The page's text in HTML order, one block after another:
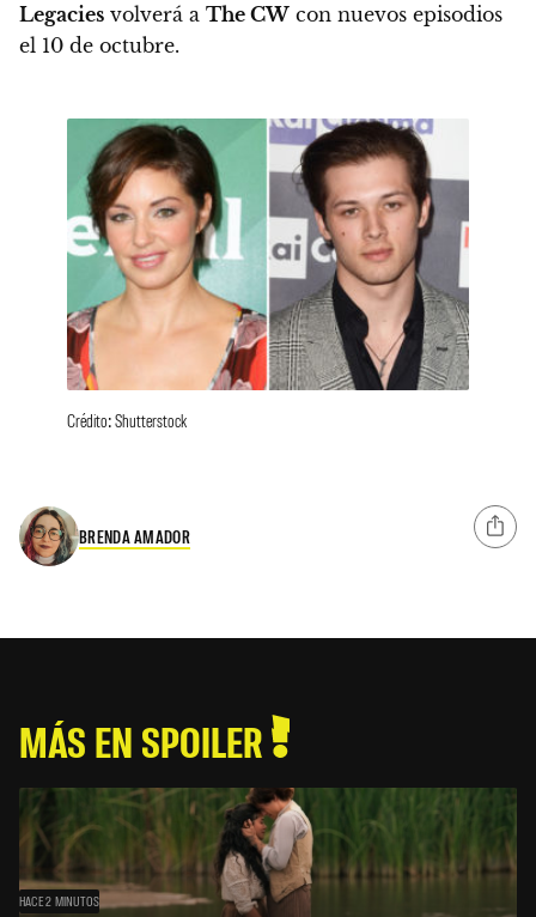
Legacies volverá a The CW con nuevos episodios
el 10 de octubre.
Crédito: Shutterstock
BRENDA AMADOR
MÁS EN SPOILER
HACE 2 MINUTOS